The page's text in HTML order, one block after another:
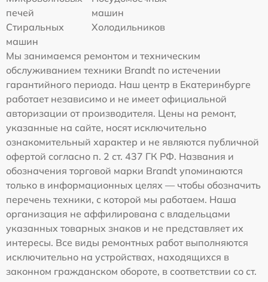
печей
машин
Стиральных
машин
Холодильников
Мы занимаемся ремонтом и техническим
обслуживанием техники Brandt по истечении
гарантийного периода. Наш центр в Екатеринбурге
работает независимо и не имеет официальной
авторизации от производителя. Цены на ремонт,
указанные на сайте, носят исключительно
ознакомительный характер и не являются публичной
офертой согласно п. 2 ст. 437 ГК РФ. Названия и
обозначения торговой марки Brandt упоминаются
только в информационных целях — чтобы обозначить
перечень техники, с которой мы работаем. Наша
организация не аффилирована с владельцами
указанных товарных знаков и не представляет их
интересы. Все виды ремонтных работ выполняются
исключительно на устройствах, находящихся в
законном гражданском обороте, в соответствии со ст.